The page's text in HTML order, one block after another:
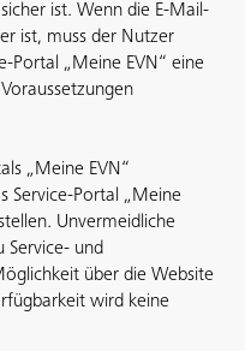
ist. Wenn die E-Mail-
ist, muss der Nutzer
Portal „Meine EVN“ eine
„Meine EVN“
Service-Portal „Meine
Unvermeidliche
Service- und
über die Website
wird keine